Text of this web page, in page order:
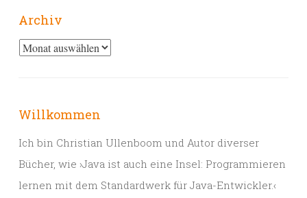
Archiv
Archiv
Willkommen
Ich bin Christian Ullenboom und Autor diverser
Bücher, wie ›Java ist auch eine Insel: Programmieren
lernen mit dem Standardwerk für Java-Entwickler.‹